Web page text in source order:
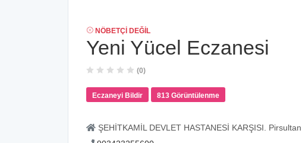
NÖBETÇI DEĞIL
Yeni Yücel Eczanesi
(0)
Eczaneyi Bildir 813 Görüntülenme
ŞEHİTKAMİL DEVLET HASTANESİ KARŞISI.